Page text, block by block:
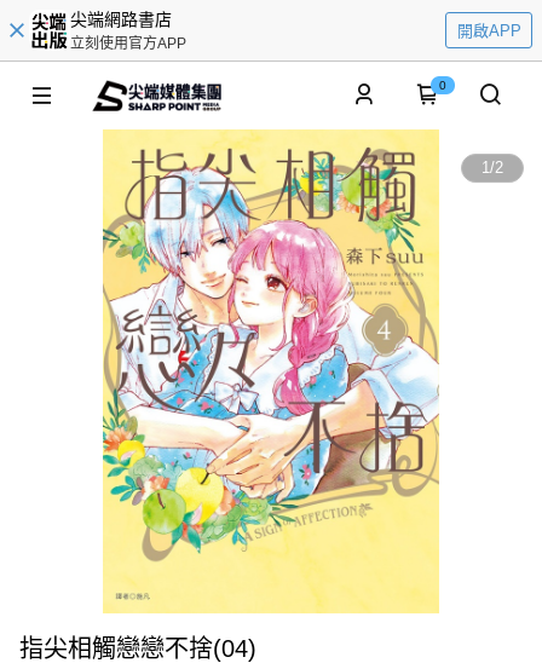
尖端網路書店
立刻使用官方APP
開啟APP
0
1/2
指尖相觸戀戀不捨(04)